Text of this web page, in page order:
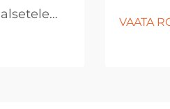
paljude
laste,
VAATA